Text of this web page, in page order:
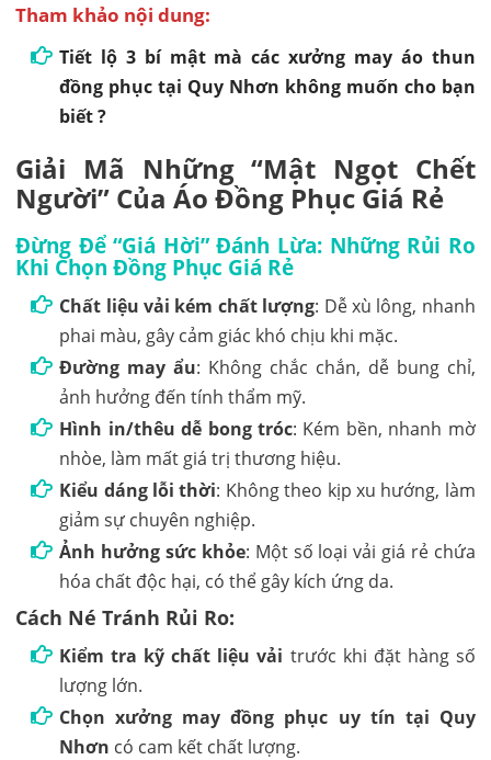
Tham khảo nội dung:
Tiết lộ 3 bí mật mà các xưởng may áo thun
đồng phục tại Quy Nhơn không muốn cho bạn
biết ?
Giải Mã Những “Mật Ngọt Chết
Người” Của Áo Đồng Phục Giá Rẻ
Đừng Để “Giá Hời” Đánh Lừa: Những Rủi Ro
Khi Chọn Đồng Phục Giá Rẻ
Chất liệu vải kém chất lượng: Dễ xù lông, nhanh
phai màu, gây cảm giác khó chịu khi mặc.
Đường may ẩu: Không chắc chắn, dễ bung chỉ,
ảnh hưởng đến tính thẩm mỹ.
Hình in/thêu dễ bong tróc: Kém bền, nhanh mờ
nhòe, làm mất giá trị thương hiệu.
Kiểu dáng lỗi thời: Không theo kịp xu hướng, làm
giảm sự chuyên nghiệp.
Ảnh hưởng sức khỏe: Một số loại vải giá rẻ chứa
hóa chất độc hại, có thể gây kích ứng da.
Cách Né Tránh Rủi Ro:
Kiểm tra kỹ chất liệu vải trước khi đặt hàng số
lượng lớn.
Chọn xưởng may đồng phục uy tín tại Quy
Nhơn có cam kết chất lượng.